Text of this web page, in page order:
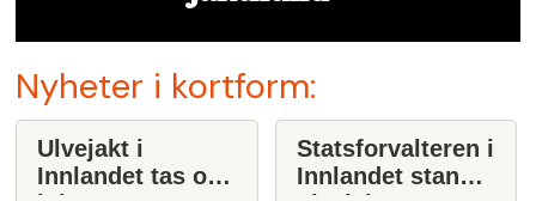
Nyheter i kortform:
Ulvejakt i
Innlandet tas opp
Statsforvalteren i
Innlandet stanser